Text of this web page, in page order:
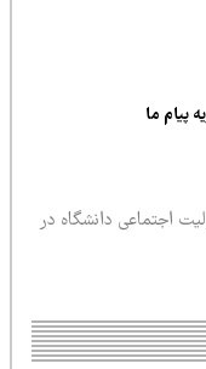
ما
دانشگاه در